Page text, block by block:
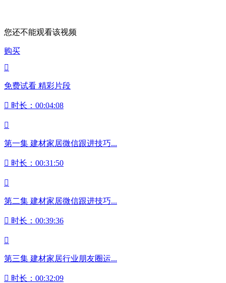
您还不能观看该视频
购买

免费试看 精彩片段
 时长：00:04:08

第一集 建材家居微信跟进技巧...
 时长：00:31:50

第二集 建材家居微信跟进技巧...
 时长：00:39:36

第三集 建材家居行业朋友圈运...
 时长：00:32:09